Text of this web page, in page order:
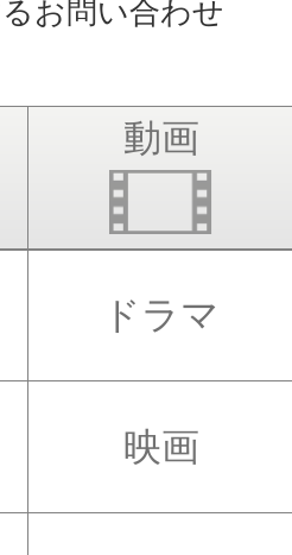
お問い合わせ
動画
ドラマ
映画